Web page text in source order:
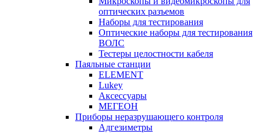
оптических разъемов
Наборы для тестирования
Оптические наборы для тестирования
ВОЛС
Тестеры целостности кабеля
Паяльные станции
ELEMENT
Lukey
Аксессуары
МЕГЕОН
Приборы неразрушающего контроля
Адгезиметры